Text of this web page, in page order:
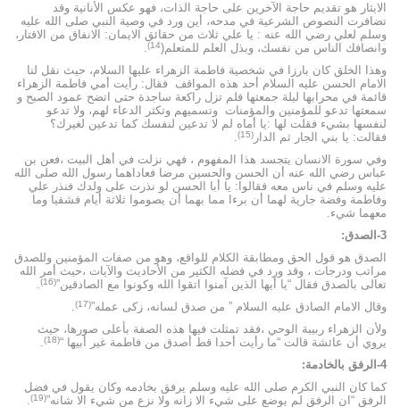
الايثار هو تقديم حاجة الآخرين على حاجة الذات، فهو عكس الأنانية وقد
تضافرت النصوص الشرعية في مدحه، أين ورد في وصية النبي صلى الله عليه
وسلم لعلي رضي الله عنه : يا علي ثلاث من حقائق الايمان: الانفاق من الاقتار،
وانصافك الناس من نفسك، وبذل العلم للمتعلم(14)
.
وهذا الخلق كان بارزا في شخصية فاطمة الزهراء عليها السلام، حيث نقل لنا
الامام الحسن عليه السلام أحد هذه المواقف فقال: رأيت أمي فاطمة الزهراء
قائمة في محرابها ليلة جمعتها فلم تزل راكعة ساجدة حتى اتضح عمود الصبح و
سمعتها تدعو للمؤمنين والمؤمنات وتسميهم وتكثر الدعاء لهم، ولا تدعو
لنفسها بشيء فقلت لها :يا أماه لم لا تدعين لنفسك كما تدعين لغيرك؟
فقالت: يا بني الجار ثم الدار (15)
.
وفي سورة الانسان يتجسد هذا المفهوم ، فهي نزلت في أهل البيت ،فعن بن
عباس رضي الله عنه أن الحسن والحسين مرضا فعاداهما رسول الله صلى الله
عليه وسلم في ناس معه فقالوا: يا أبا الحسن لو نذرت على ولدك فنذر علي
وفاطمة وفضة جارية لهما أن برءا مما بهما أن يصوموا ثلاثة أيام فشفيا وما
معهما شيء.
3-الصدق:
الصدق هو قول الحق ومطابقة الكلام للواقع، وهو من صفات المؤمنين وللصدق
مراتب ودرجات ، وقد ورد في فضله الكثير من الأحاديث والآيات ،حيث أمر الله
تعالى بالصدق فقال “يا أيها الذين آمنوا اتقوا الله وكونوا مع الصادقين”(16)
.
وقال الامام الصادق عليه السلام ” من صدق لسانه، زكى عمله”(17)
.
ولأن الزهراء ربيبة الوحي ،فقد تمثلت فيها هذه الصفة بأعلى صورها، حيث
يروي أن عائشة قالت “ما رأيت أحدا قط أصدق من فاطمة غير أبيها “(18)
.
4-الرفق بالخادمة:
كما كان النبي الكرم صلى الله عليه وسلم يرفق بخادمه وكان يقول في فضل
الرفق “ان الرفق لم يوضع على شيء الا زانه ولا نزع من شيء الا شانه”(19)
.